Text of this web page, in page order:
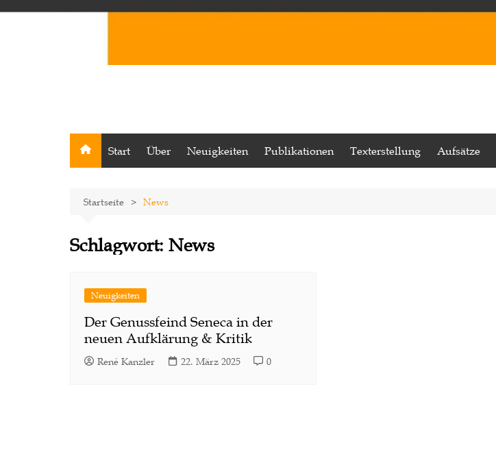
Start Über Neuigkeiten Publikationen Texterstellung Aufsätze
Startseite News
Schlagwort: News
Neuigkeiten
Der Genussfeind Seneca in der
neuen Aufklärung & Kritik
René Kanzler 22. März 2025 0